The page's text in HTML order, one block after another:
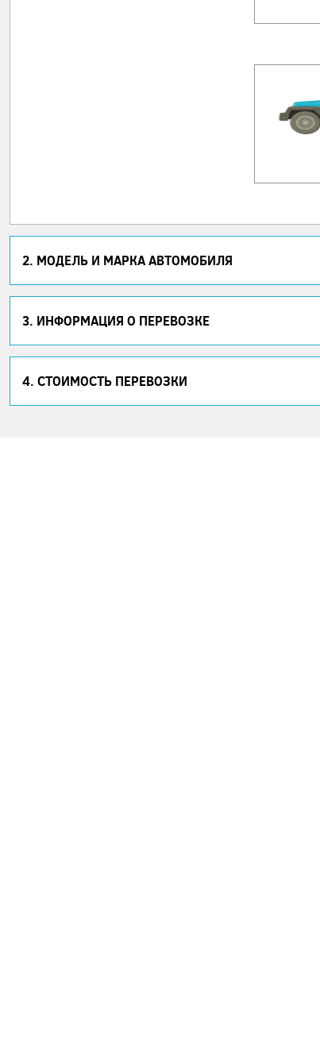
2. МОДЕЛЬ И МАРКА АВТОМОБИЛЯ
3. ИНФОРМАЦИЯ О ПЕРЕВОЗКЕ
4. СТОИМОСТЬ ПЕРЕВОЗКИ